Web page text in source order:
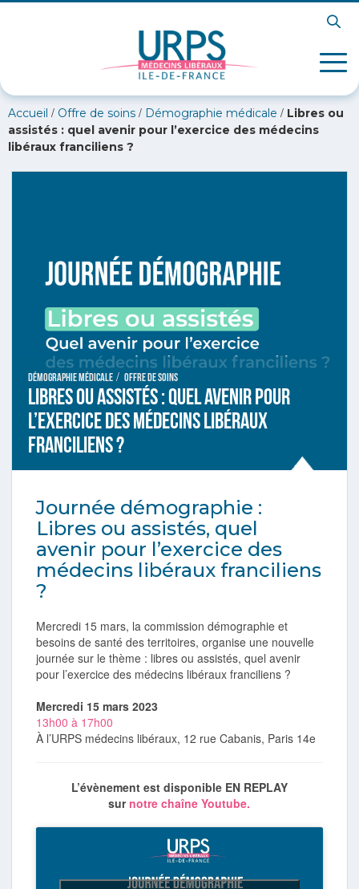
Accueil / Offre de soins / Démographie médicale / Libres ou
assistés : quel avenir pour l’exercice des médecins
libéraux franciliens ?
Démographie médicale / Offre de soins
Libres ou assistés : quel avenir pour
l’exercice des médecins libéraux
franciliens ?
Journée démographie :
Libres ou assistés, quel
avenir pour l’exercice des
médecins libéraux franciliens
?
Mercredi 15 mars, la commission démographie et
besoins de santé des territoires, organise une nouvelle
journée sur le thème : libres ou assistés, quel avenir
pour l’exercice des médecins libéraux franciliens ?
Mercredi 15 mars 2023
13h00 à 17h00
À l’URPS médecins libéraux, 12 rue Cabanis, Paris 14e
L’évènement est disponible EN REPLAY
sur notre chaîne Youtube.